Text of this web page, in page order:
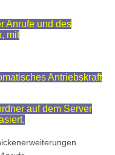
Anrufe und des
mit
Antriebskraft
auf dem Server